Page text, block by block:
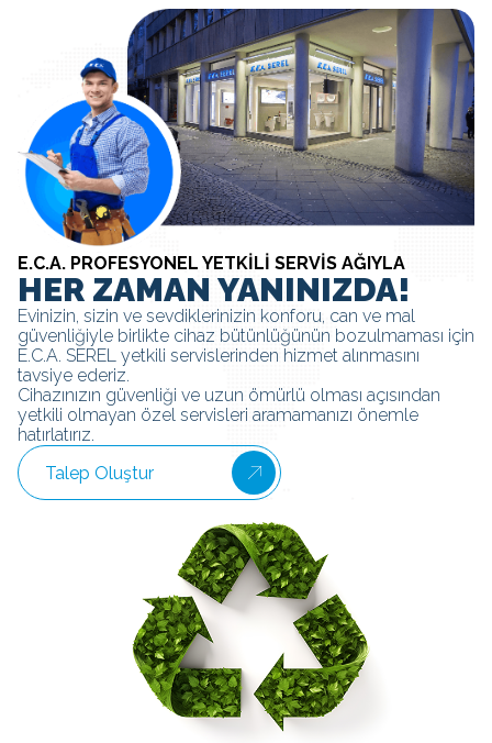
E.C.A. PROFESYONEL YETKİLİ SERVİS AĞIYLA
HER ZAMAN YANINIZDA!
Evinizin, sizin ve sevdiklerinizin konforu, can ve mal
güvenliğiyle birlikte cihaz bütünlüğünün bozulmaması için
E.C.A. SEREL yetkili servislerinden hizmet alınmasını
tavsiye ederiz.
Cihazınızın güvenliği ve uzun ömürlü olması açısından
yetkili olmayan özel servisleri aramamanızı önemle
hatırlatırız.
Talep Oluştur